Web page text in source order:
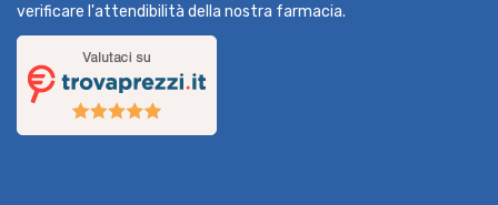
verificare l'attendibilità della nostra farmacia.